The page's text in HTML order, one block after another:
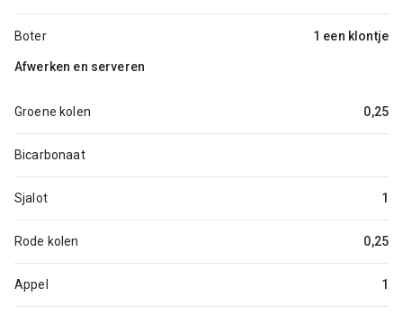
Boter 1 een klontje
Afwerken en serveren
Groene kolen 0,25
Bicarbonaat
Sjalot 1
Rode kolen 0,25
Appel 1